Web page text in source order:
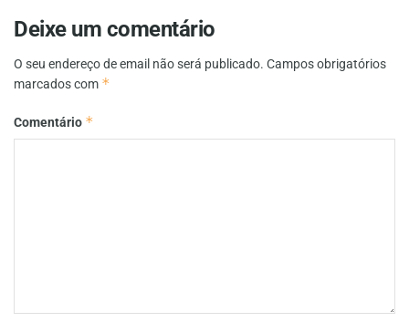
Deixe um comentário
O seu endereço de email não será publicado. Campos obrigatórios
marcados com *
Comentário *